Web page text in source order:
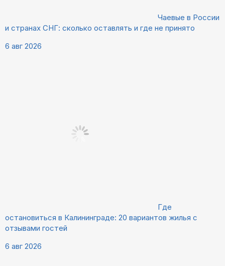
Чаевые в России
и странах СНГ: сколько оставлять и где не принято
6 авг 2026
Где
остановиться в Калининграде: 20 вариантов жилья с
отзывами гостей
6 авг 2026